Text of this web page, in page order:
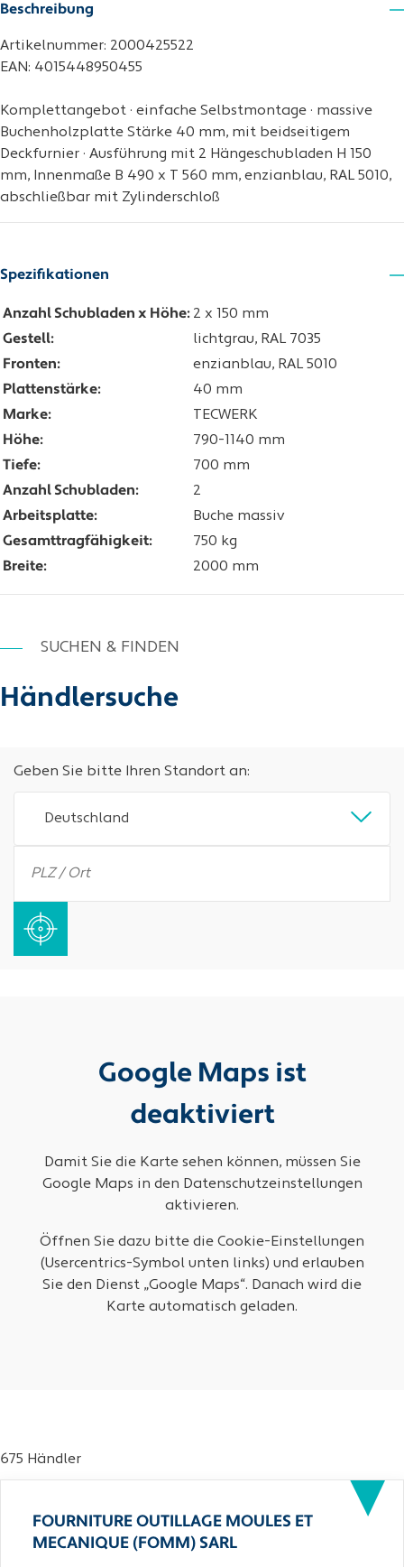
Beschreibung
Artikelnummer: 2000425522
EAN: 4015448950455
Komplettangebot · einfache Selbstmontage · massive
Buchenholzplatte Stärke 40 mm, mit beidseitigem
Deckfurnier · Ausführung mit 2 Hängeschubladen H 150
mm, Innenmaße B 490 x T 560 mm, enzianblau, RAL 5010,
abschließbar mit Zylinderschloß
Spezifikationen
Anzahl Schubladen x Höhe: 2 x 150 mm
Gestell:
lichtgrau, RAL 7035
Fronten:
enzianblau, RAL 5010
Plattenstärke:
40 mm
Marke:
TECWERK
Höhe:
790-1140 mm
Tiefe:
700 mm
Anzahl Schubladen:
2
Arbeitsplatte:
Buche massiv
Gesamttragfähigkeit:
750 kg
Breite:
2000 mm
SUCHEN & FINDEN
Händlersuche
Geben Sie bitte Ihren Standort an:
Deutschland
Google Maps ist
deaktiviert
Damit Sie die Karte sehen können, müssen Sie
Google Maps in den Datenschutzeinstellungen
aktivieren.
Öffnen Sie dazu bitte die Cookie-Einstellungen
(Usercentrics-Symbol unten links) und erlauben
Sie den Dienst „Google Maps“. Danach wird die
Karte automatisch geladen.
675 Händler
FOURNITURE OUTILLAGE MOULES ET
MECANIQUE (FOMM) SARL